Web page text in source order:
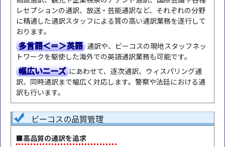
レセプションの通訳、放送・芸能通訳など、それぞれの分野
に精通した通訳スタッフによる質の高い通訳業務を遂行して
おります。
多言語＜＝＞英語 通訳や、ビーコスの現地スタッフネッ
トワークを駆使した海外での英語通訳業務も可能です。
幅広いニーズ にあわせて、逐次通訳、ウィスパリング通
訳、同時通訳まで幅広く対応します。警察や法廷における通
訳も行います。
ビーコスの品質管理
■高品質の通訳を追求